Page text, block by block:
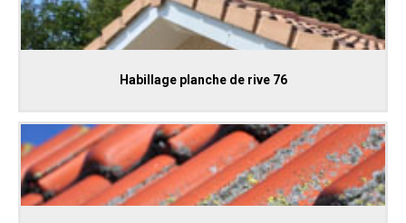
Habillage planche de rive 76